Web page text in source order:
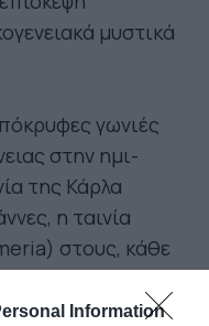
Information
μυστικά
γωνιές
στην ημι-
της Κάρλα
η ταινία
στους, κάθε
καταγωγής
κρατάει στο